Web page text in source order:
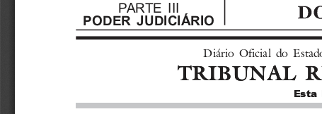
TRIBUNAL
Esta
TRIBUNAL
Esta
Diário  Oficial  do
PARTE III
PODER JUDICIÁRIO